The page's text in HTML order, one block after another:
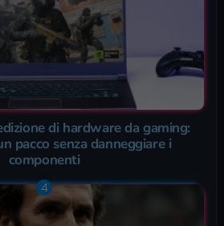
di hardware da gaming:
pacco senza danneggiare i
componenti